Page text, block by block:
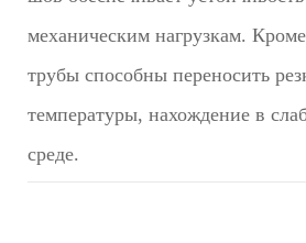
механическим нагрузкам.
трубы способны переносить
температуры, нахождение в
среде.